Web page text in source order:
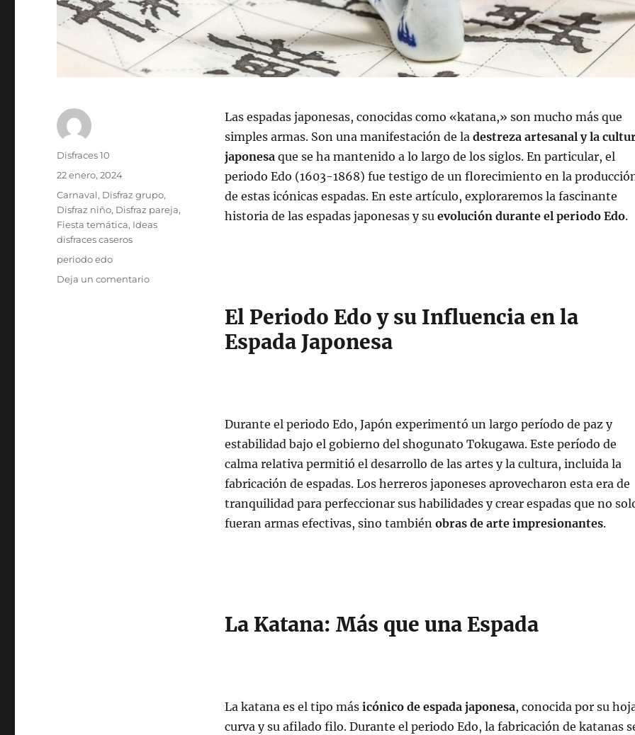
Las espadas japonesas, conocidas como «katana,» son mucho más que
simples armas. Son una manifestación de ladestreza artesanal y la
japonesaque se ha mantenido a lo largo de los siglos. En particular, el
periodo Edo (1603-1868) fue testigo de un florecimiento en la
de estas icónicas espadas. En este artículo, exploraremos la fascinante
historia de las espadas japonesas y su evolución durante el periodo Edo.
El Periodo Edo y su Influencia en la
Espada Japonesa
Durante el periodo Edo, Japón experimentó un largo período de paz y
estabilidad bajo el gobierno del shogunato Tokugawa. Este período de
calma relativa permitió el desarrollo de las artes y la cultura, incluida la
fabricación de espadas. Los herreros japoneses aprovecharon esta era de
tranquilidad para perfeccionar sus habilidades y crear espadas que no
fueran armas efectivas, sino también obras de arte impresionantes.
La Katana: Más que una Espada
La katana es el tipo másicónico de espada japonesa, conocida por su
curva y su afilado filo. Durante el periodo Edo, la fabricación de katanas
Autor
Disfraces 10
Publicado
el
22 enero, 2024
Categorías
Carnaval, Disfraz grupo,
Disfraz niño, Disfraz pareja,
Fiesta temática, Ideas
disfraces caseros
Etiquetas
periodo edo
Deja un comentarioen